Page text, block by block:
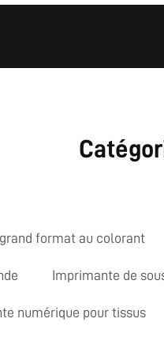
format au colorant
Imprimante de
numérique pour tissus